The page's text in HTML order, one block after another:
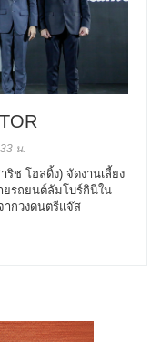
น.
ริช โฮลดิ้ง) จัดงานเลี้ยง
ยรถยนต์ลัมโบร์กินีใน
ากวงดนตรีแจ๊ส